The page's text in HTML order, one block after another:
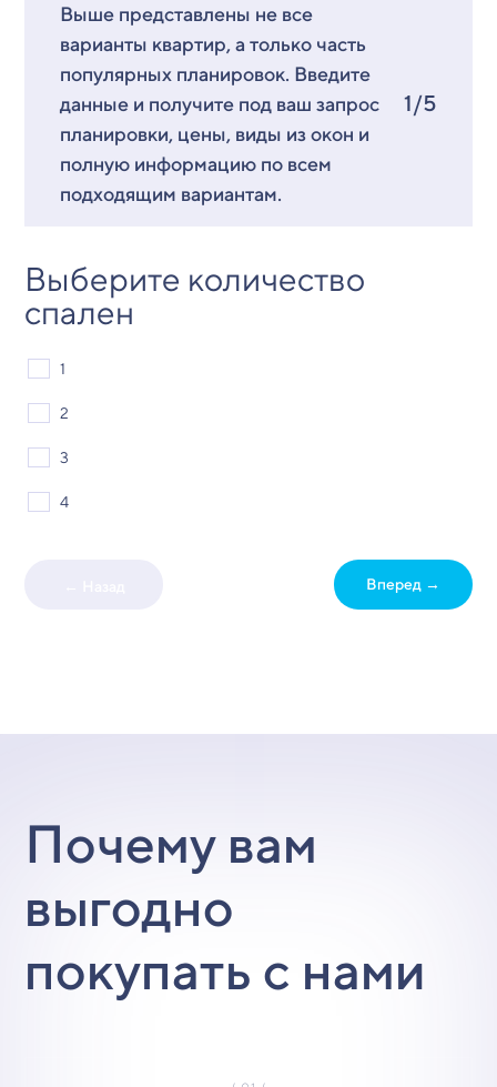
Выше представлены не все
варианты квартир, а только часть
популярных планировок. Введите
данные и получите под ваш запрос
планировки, цены, виды из окон и
полную информацию по всем
подходящим вариантам.
1/5
Выберите количество
спален
1
2
3
4
Вперед →
Почему вам
выгодно
покупать с нами